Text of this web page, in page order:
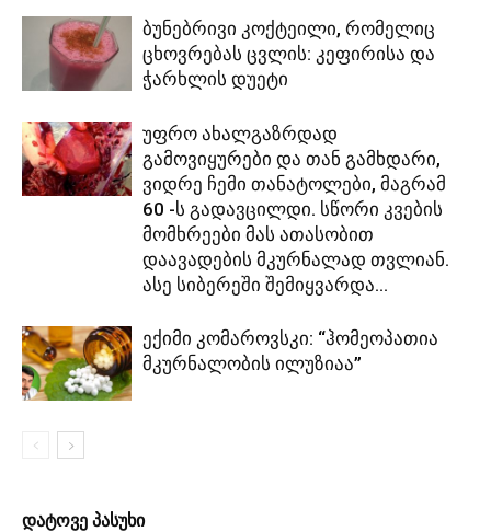
ბუნებრივი კოქტეილი, რომელიც
ცხოვრებას ცვლის: კეფირისა და
ჭარხლის დუეტი
უფრო ახალგაზრდად
გამოვიყურები და თან გამხდარი,
ვიდრე ჩემი თანატოლები, მაგრამ
60 -ს გადავცილდი. სწორი კვების
მომხრეები მას ათასობით
დაავადების მკურნალად თვლიან.
ასე სიბერეში შემიყვარდა...
ექიმი კომაროვსკი: “ჰომეოპათია
მკურნალობის ილუზიაა”
დატოვე პასუხი